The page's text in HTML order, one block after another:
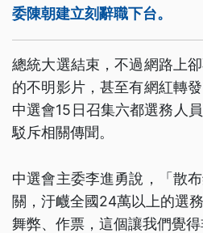
委陳朝建立刻辭職下台。
總統大選結束，不過網路上
的不明影片，甚至有網紅轉
中選會15日召集六都選務人
駁斥相關傳聞。
中選會主委李進勇說，「散
關，汙衊全國24萬以上的選
舞弊、作票，這個讓我們覺得